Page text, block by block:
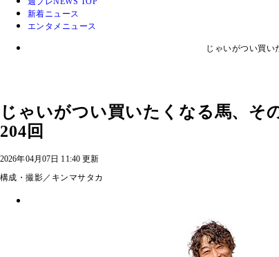
新着ニュース
エンタメニュース
じゃいがつい買い
じゃいがつい買いたくなる馬、そ
204回
2026年04月07日 11:40 更新
構成・撮影／キンマサタカ